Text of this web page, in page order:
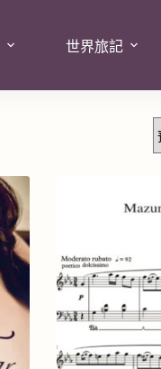
世界旅記